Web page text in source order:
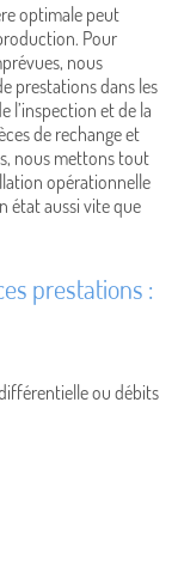
optimale peut
Pour
nous
prestations dans les
l’inspection et de la
de rechange et
nous mettons tout
opérationnelle
état aussi vite que
prestations :
ou débits